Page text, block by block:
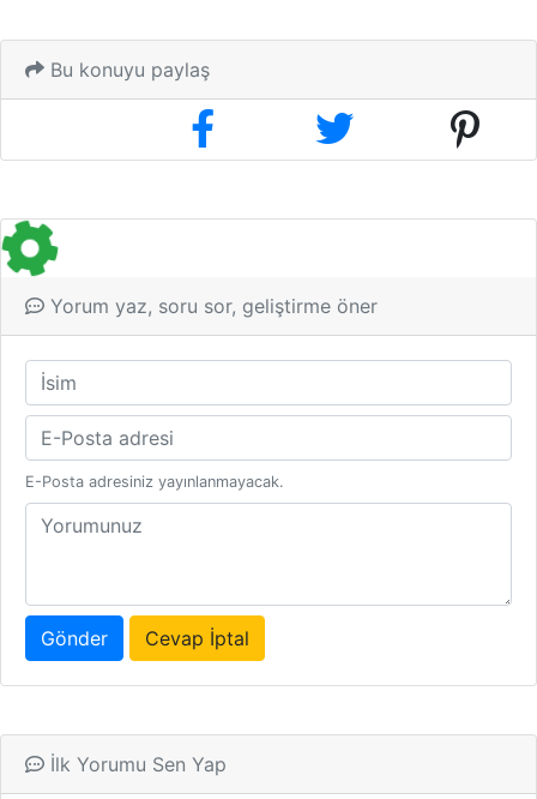
Bu konuyu paylaş
Yorum yaz, soru sor, geliştirme öner
E-Posta adresiniz yayınlanmayacak.
Gönder Cevap İptal
İlk Yorumu Sen Yap